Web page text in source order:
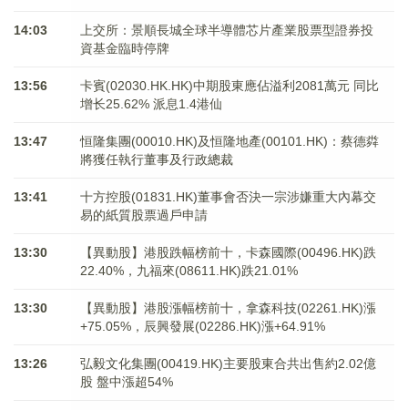
14:03
上交所：景順長城全球半導體芯片產業股票型證券投
資基金臨時停牌
13:56
卡賓(02030.HK.HK)中期股東應佔溢利2081萬元 同比
增长25.62% 派息1.4港仙
13:47
恒隆集團(00010.HK)及恒隆地產(00101.HK)：蔡德粦
將獲任執行董事及行政總裁
13:41
十方控股(01831.HK)董事會否決一宗涉嫌重大內幕交
易的紙質股票過戶申請
13:30
【異動股】港股跌幅榜前十，卡森國際(00496.HK)跌
22.40%，九福來(08611.HK)跌21.01%
13:30
【異動股】港股漲幅榜前十，拿森科技(02261.HK)漲
+75.05%，辰興發展(02286.HK)漲+64.91%
13:26
弘毅文化集團(00419.HK)主要股東合共出售約2.02億
股 盤中漲超54%